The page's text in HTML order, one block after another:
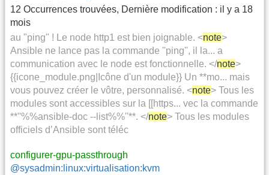
12 Occurrences trouvées, Dernière modification : il y a 18
mois
au "ping" ! Le node http1 est bien joignable. <note>
Ansible ne lance pas la commande ''ping'', il la... a
communication avec le node est fonctionnelle. </note>
{{icone_module.png|Icône d'un module}} Un **mo... mais
vous pouvez créer le vôtre, personnalisé. <note> Tous les
modules sont accessibles sur la [[https... vec la commande
**''%%ansible-doc --list%%''**. </note> Tous les modules
officiels d’Ansible sont téléc
configurer-gpu-passthrough
@sysadmin:linux:virtualisation:kvm